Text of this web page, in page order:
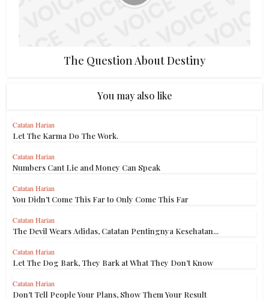
The Question About Destiny
You may also like
Catatan Harian
Let The Karma Do The Work.
Catatan Harian
Numbers Cant Lie and Money Can Speak
Catatan Harian
You Didn’t Come This Far to Only Come This Far
Catatan Harian
The Devil Wears Adidas, Catatan Pentingnya Kesehatan...
Catatan Harian
Let The Dog Bark, They Bark at What They Don’t Know
Catatan Harian
Don’t Tell People Your Plans, Show Them Your Result